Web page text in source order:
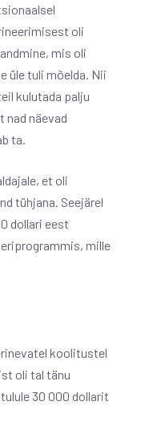
oli
mis oli
üle tuli mõelda. Nii
kulutada palju
nad näevad
ta.
et oli
tühjana. Seejärel
dollari eest
mille
koolitustel
oli tal tänu
30 000 dollarit